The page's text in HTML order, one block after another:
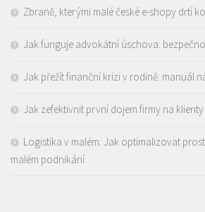
Zbraně, kterými malé české e-shopy drtí
Jak funguje advokátní úschova:
Jak přežít finanční krizi v rodině: manuál
Jak zefektivnit první dojem firmy na
Logistika v malém: Jak optimalizovat
malém podnikání